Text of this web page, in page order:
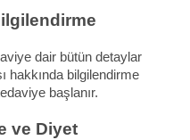
dair bütün detaylar
hakkında bilgilendirme
başlanır.
ve Diyet